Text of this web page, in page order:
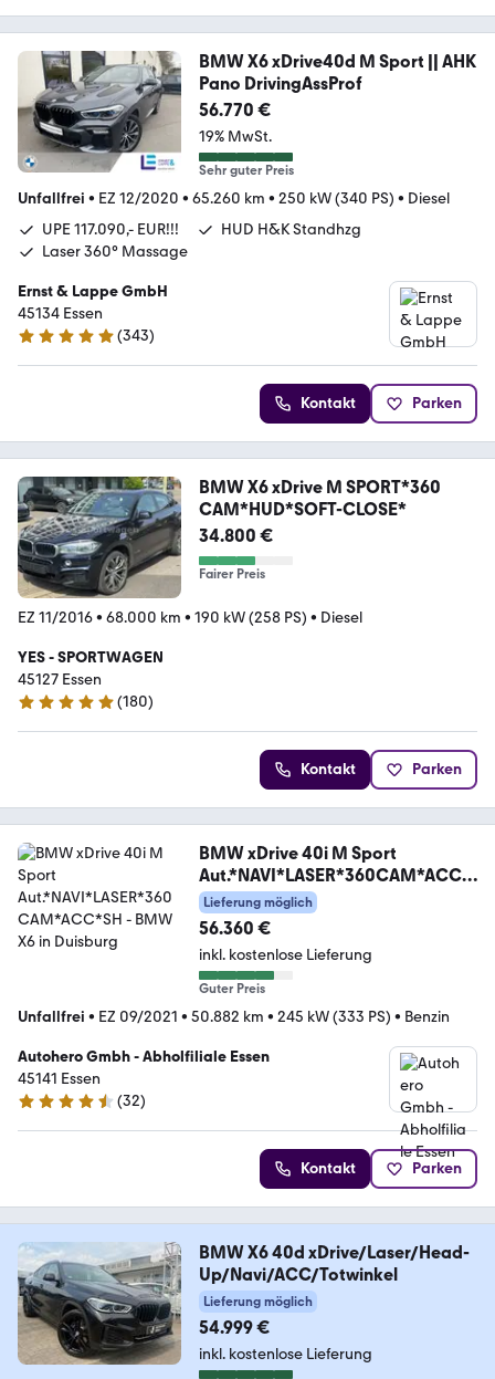
BMW X6 xDrive40d M Sport || AHK
Pano DrivingAssProf
56.770 €
19% MwSt.
Sehr guter Preis
Unfallfrei • EZ 12/2020 • 65.260 km • 250 kW (340 PS) • Diesel
UPE 117.090,- EUR!!!
HUD H&K Standhzg
Laser 360° Massage
Ernst & Lappe GmbH
45134 Essen
4.8 Sterne
(343)
Kontakt Parken
BMW X6 xDrive M SPORT*360
CAM*HUD*SOFT-CLOSE*
34.800 €
Fairer Preis
EZ 11/2016• 68.000 km • 190 kW (258 PS) • Diesel
YES - SPORTWAGEN
45127 Essen
4.8 Sterne
(180)
Kontakt Parken
BMW xDrive 40i M Sport
Aut.*NAVI*LASER*360CAM*ACC*
SH
Lieferung möglich
56.360 €
inkl. kostenlose Lieferung
Guter Preis
Unfallfrei • EZ 09/2021 • 50.882 km • 245 kW (333 PS) • Benzin
Autohero Gmbh - Abholfiliale Essen
45141 Essen
4.7 Sterne
(32)
Kontakt Parken
BMW X6 40d xDrive/Laser/Head-
Up/Navi/ACC/Totwinkel
Lieferung möglich
54.999 €
inkl. kostenlose Lieferung